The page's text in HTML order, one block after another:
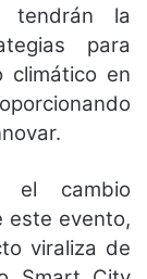
tendrán la
para
climático en
el cambio
este evento,
viraliza de